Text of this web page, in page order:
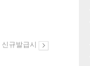
신규발급시